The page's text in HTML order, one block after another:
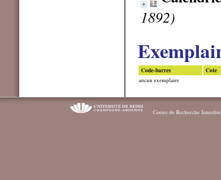
1892)
Code-barres Cote
aucun exemplaire
Centre de Recherche